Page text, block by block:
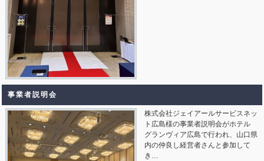
事業者説明会
株式会社ジェイアールサービスネッ
ト広島様の事業者説明会がホテル
グランヴィア広島で行われ、山口県
内の仲良し経営者さんと参加して
き…